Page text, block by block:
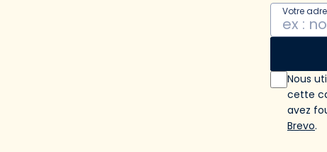
Votre
Nous
cette
avez
Brevo.